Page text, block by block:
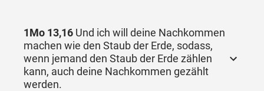
1Mo 13,16 Und ich will deine Nachkommen
machen wie den Staub der Erde, sodass,
wenn jemand den Staub der Erde zählen
kann, auch deine Nachkommen gezählt
werden.